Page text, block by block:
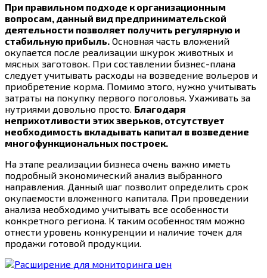
При правильном подходе к организационным
вопросам, данный вид предпринимательской
деятельности позволяет получить регулярную и
стабильную прибыль. Основная часть вложений
окупается после реализации шкурок животных и
мясных заготовок. При составлении бизнес-плана
следует учитывать расходы на возведение вольеров и
приобретение корма. Помимо этого, нужно учитывать
затраты на покупку первого поголовья. Ухаживать за
нутриями довольно просто. Благодаря
неприхотливости этих зверьков, отсутствует
необходимость вкладывать капитал в возведение
многофункциональных построек.
На этапе реализации бизнеса очень важно иметь
подробный экономический анализ выбранного
направления. Данный шаг позволит определить срок
окупаемости вложенного капитала. При проведении
анализа необходимо учитывать все особенности
конкретного региона. К таким особенностям можно
отнести уровень конкуренции и наличие точек для
продажи готовой продукции.